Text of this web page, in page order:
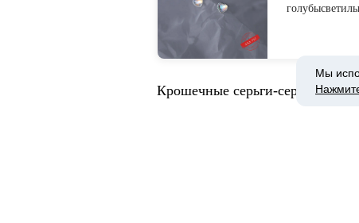
Крошечные серьги-сердечки из
Мы